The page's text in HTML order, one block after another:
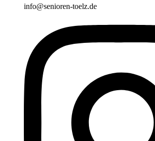
info@senioren-toelz.de